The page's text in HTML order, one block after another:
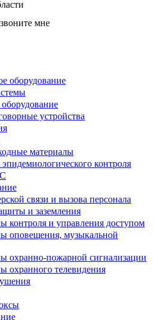
мне
оборудование
устройства
материалы
контроля
связи и вызова персонала
и заземления
контроля и управления доступом
оповещения, музыкальной
охранно-пожарной сигнализации
охранного телевидения